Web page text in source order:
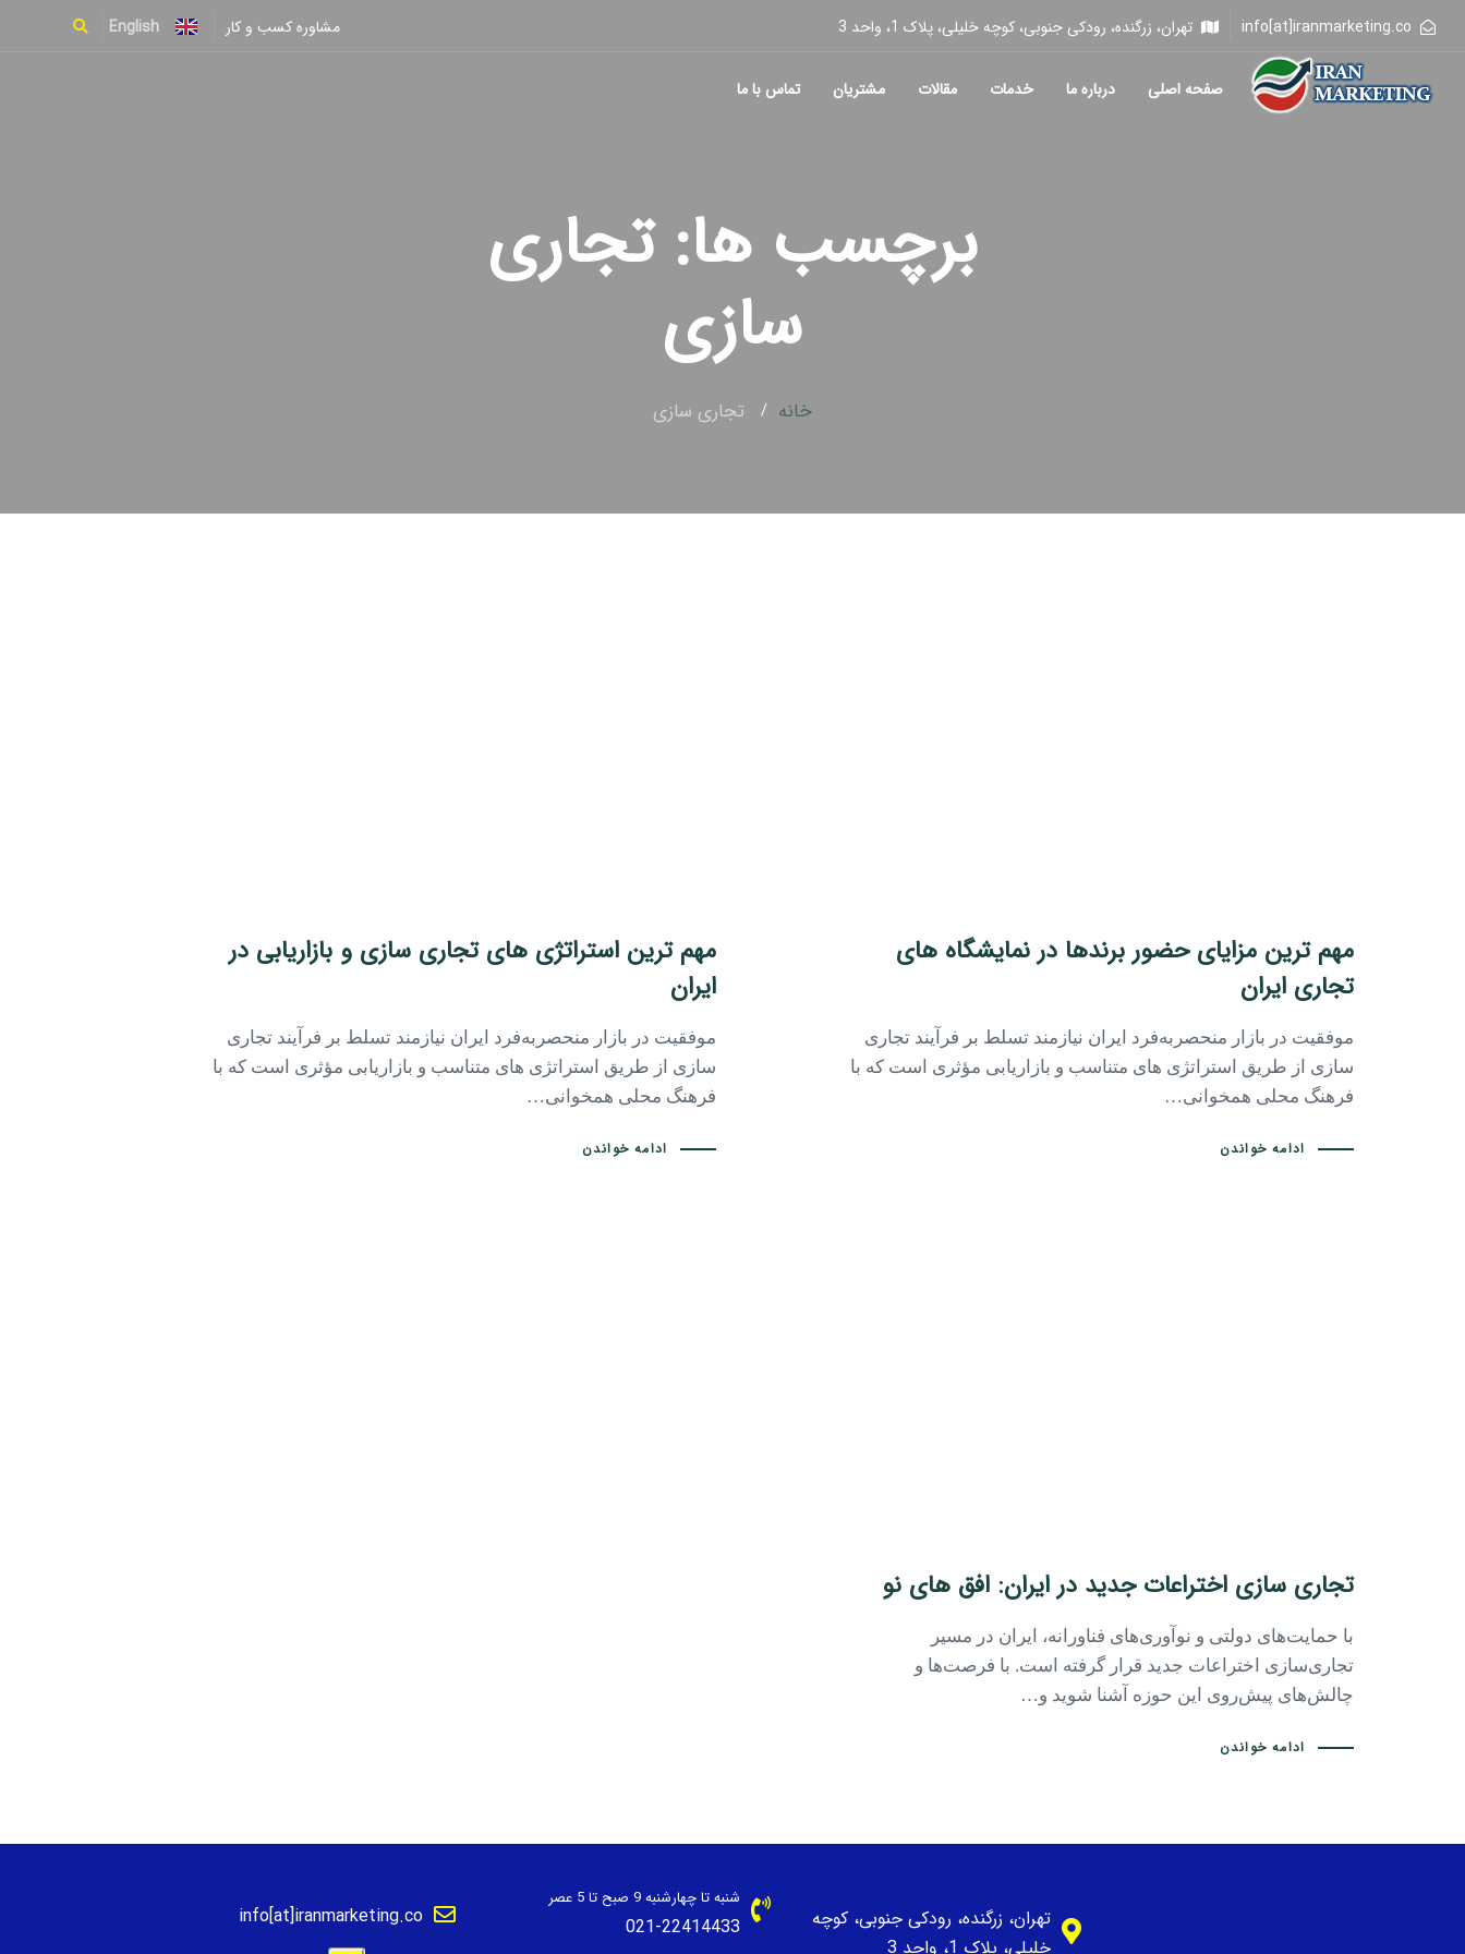
info[at]iranmarketing.co تهران، زرگنده، رودکی جنوبی، کوچه خلیلی، پلاک 1، واحد 3 مشاوره کسب و کار English
صفحه اصلی درباره ما خدمات مقالات مشتریان تماس با ما
برچسب ها: تجاری
سازی
خانه تجاری سازی
مهم ترین مزایای حضور برندها در نمایشگاه های
تجاری ایران
موفقیت در بازار منحصربه‌فرد ایران نیازمند تسلط بر فرآیند تجاری
‌سازی از طریق استراتژی‌ های متناسب و بازاریابی مؤثری است که با
فرهنگ محلی همخوانی…
ادامه خواندن
مهم ترین استراتژی های تجاری سازی و بازاریابی در
ایران
موفقیت در بازار منحصربه‌فرد ایران نیازمند تسلط بر فرآیند تجاری
‌سازی از طریق استراتژی‌ های متناسب و بازاریابی مؤثری است که با
فرهنگ محلی همخوانی…
ادامه خواندن
تجاری سازی اختراعات جدید در ایران: افق های نو
با حمایت‌های دولتی و نوآوری‌های فناورانه، ایران در مسیر
تجاری‌سازی اختراعات جدید قرار گرفته است. با فرصت‌ها و
چالش‌های پیش‌روی این حوزه آشنا شوید و…
ادامه خواندن
تهران، زرگنده، رودکی جنوبی، کوچه
خلیلی، پلاک 1، واحد 3
شنبه تا چهارشنبه 9 صبح تا 5 عصر
021-22414433
info[at]iranmarketing.co